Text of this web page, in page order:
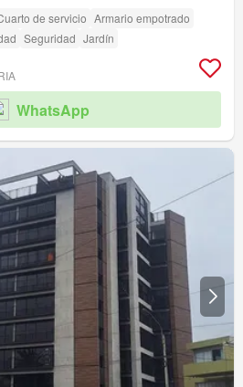
de servicio Armario empotrado
Seguridad Jardín
WhatsApp